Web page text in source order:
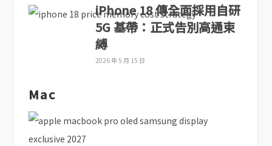
iPhone 18 傳全面採用自研
5G 基帶：正式告別高通束
縛
2026 年 5 月 15 日
Mac